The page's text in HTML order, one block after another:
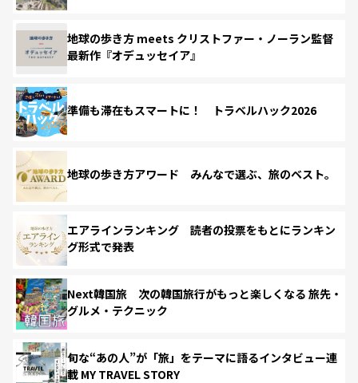
地球の歩き方 meets クリストファー・ノーラン監督
最新作『オデュッセイア』
準備も滞在もスマートに！ トラベルハック2026
地球の歩き方アワード みんなで選ぶ、旅のベスト。
エアラインランキング 読者の投票をもとにランキン
グ形式で発表
Next韓国旅 次の韓国旅行がもっと楽しくなる 旅先・
グルメ・テクニック
旬な“あの人”が「旅」をテーマに語るインタビュー連
載 MY TRAVEL STORY